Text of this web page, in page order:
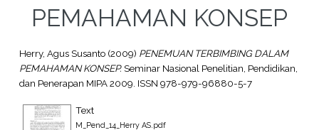
PEMAHAMAN KONSEP
Herry, Agus Susanto(2009) PENEMUAN TERBIMBING DALAM
PEMAHAMAN KONSEP.Seminar Nasional Penelitian, Pendidikan,
dan Penerapan MIPA 2009. ISSN 978-979-96880-5-7
Text
M_Pend_14_Herry AS.pdf